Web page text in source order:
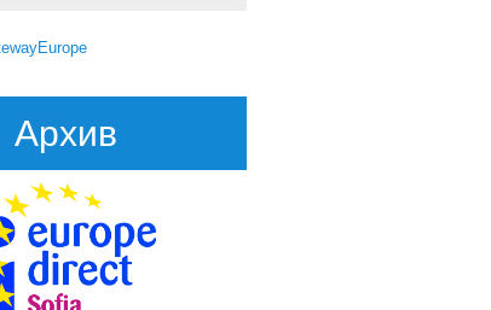
чрез EIBURS в рамките на Програмата за знания
Архив